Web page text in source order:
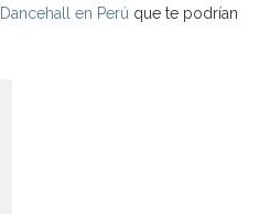
Dancehall en Perú que te podrían